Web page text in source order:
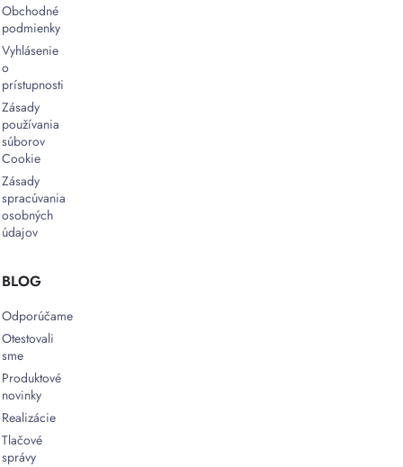
Obchodné
podmienky
Vyhlásenie
o
prístupnosti
Zásady
používania
súborov
Cookie
Zásady
spracúvania
osobných
údajov
BLOG
Odporúčame
Otestovali
sme
Produktové
novinky
Realizácie
Tlačové
správy